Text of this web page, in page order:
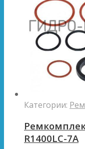
Категории:
R1400LC-7A